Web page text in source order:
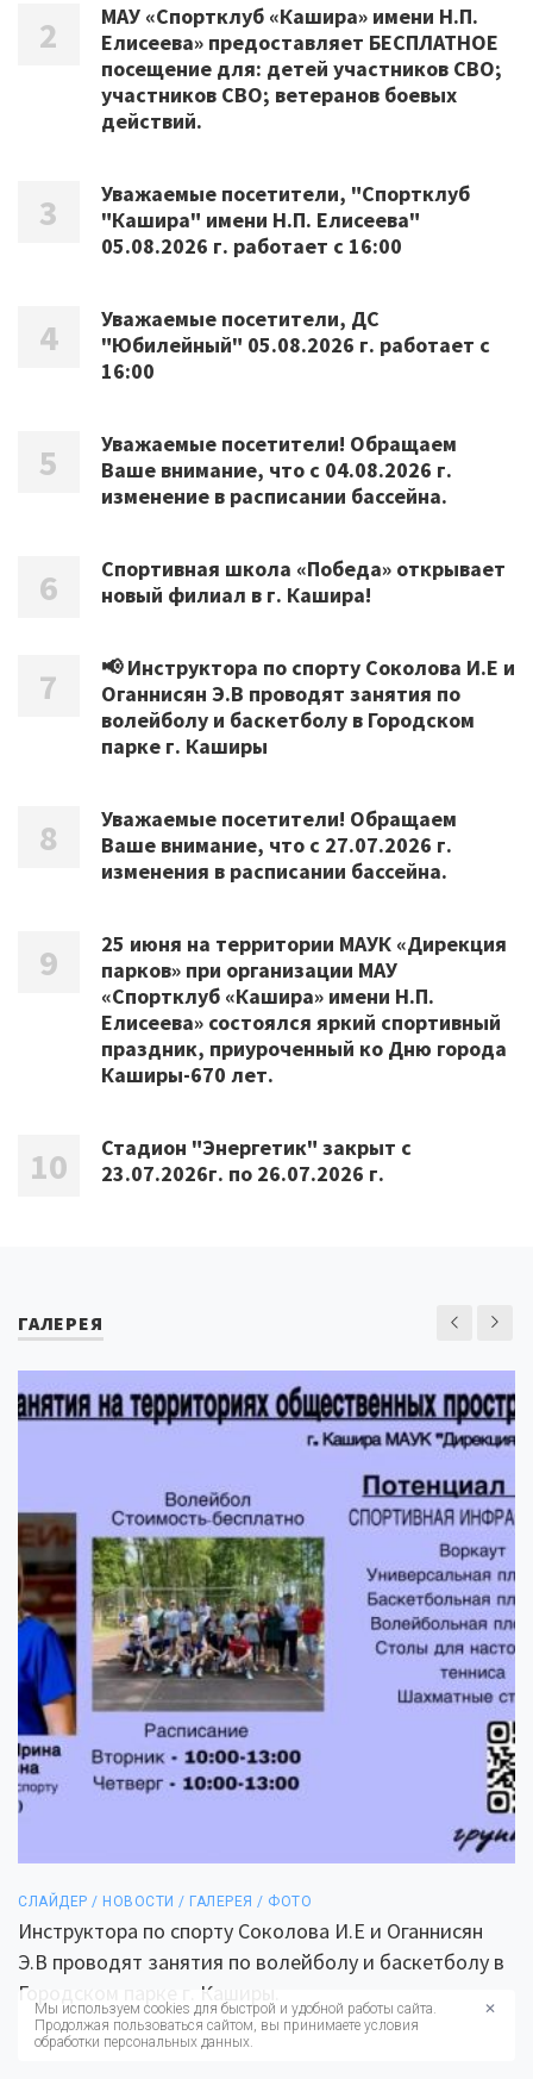
МАУ «Спортклуб «Кашира» имени Н.П.
Елисеева» предоставляет БЕСПЛАТНОЕ
посещение для: детей участников СВО;
участников СВО; ветеранов боевых
действий.
Уважаемые посетители, "Спортклуб
"Кашира" имени Н.П. Елисеева"
05.08.2026 г. работает с 16:00
Уважаемые посетители, ДС
"Юбилейный" 05.08.2026 г. работает с
16:00
Уважаемые посетители! Обращаем
Ваше внимание, что с 04.08.2026 г.
изменение в расписании бассейна.
Спортивная школа «Победа» открывает
новый филиал в г. Кашира!
📢 Инструктора по спорту Соколова И.Е и
Оганнисян Э.В проводят занятия по
волейболу и баскетболу в Городском
парке г. Каширы
Уважаемые посетители! Обращаем
Ваше внимание, что с 27.07.2026 г.
изменения в расписании бассейна.
25 июня на территории МАУК «Дирекция
парков» при организации МАУ
«Спортклуб «Кашира» имени Н.П.
Елисеева» состоялся яркий спортивный
праздник, приуроченный ко Дню города
Каширы-670 лет.
Стадион "Энергетик" закрыт с
23.07.2026г. по 26.07.2026 г.
ГАЛЕРЕЯ
СЛАЙДЕР / НОВОСТИ / ГАЛЕРЕЯ / ФОТО
Инструктора по спорту Соколова И.Е и Оганнисян
Э.В проводят занятия по волейболу и баскетболу в
Городском парке г. Каширы.
Мы используем cookies для быстрой и удобной работы сайта.
Продолжая пользоваться сайтом, вы принимаете условия
обработки персональных данных.
✕